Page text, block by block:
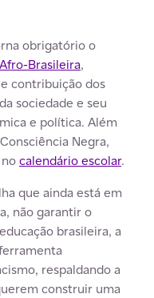
obrigatório o
Brasileira,
contribuição dos
sociedade e seu
e política. Além
Negra,
calendário escolar.
que ainda está em
não garantir o
brasileira, a
respaldando a
construir uma